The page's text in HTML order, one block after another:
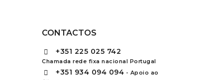
CONTACTOS
+351 225 025 742
Chamada rede fixa nacional Portugal
+351 934 094 094 - Apoio ao